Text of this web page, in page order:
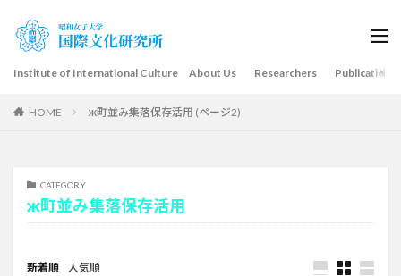
Institute of International Culture About Us Researchers Publications
HOME ж町並み集落保存活用 (ページ2)
CATEGORY
ж町並み集落保存活用
新着順 人気順